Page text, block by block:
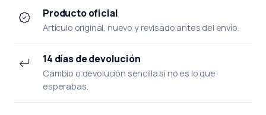
Producto oficial
Artículo original, nuevo y revisado antes del envío.
14 días de devolución
Cambio o devolución sencilla si no es lo que
esperabas.